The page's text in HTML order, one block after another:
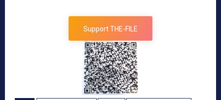
Support THE-FILE